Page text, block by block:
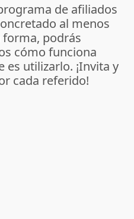
de afiliados
al menos
forma, podrás
cómo funciona
es utilizarlo. ¡Invita y
cada referido!